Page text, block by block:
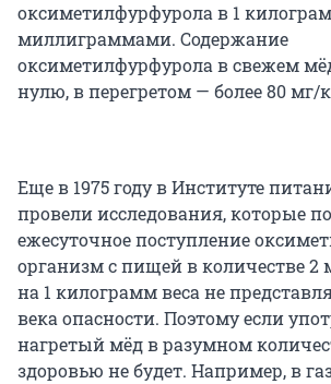
оксиметилфурфурола в 1
миллиграммами. Со­держание
оксиметилфурфурола в свежем
нулю, в перегретом — более 80 мг/
Еще в 1975 году в Институте
провели ис­следования, которые
ежесуточное поступление
организм с пищей в количестве
на 1 килограмм веса не
века опасности. Поэтому если
нагретый мёд в разумном
здоровью не будет. Например, в